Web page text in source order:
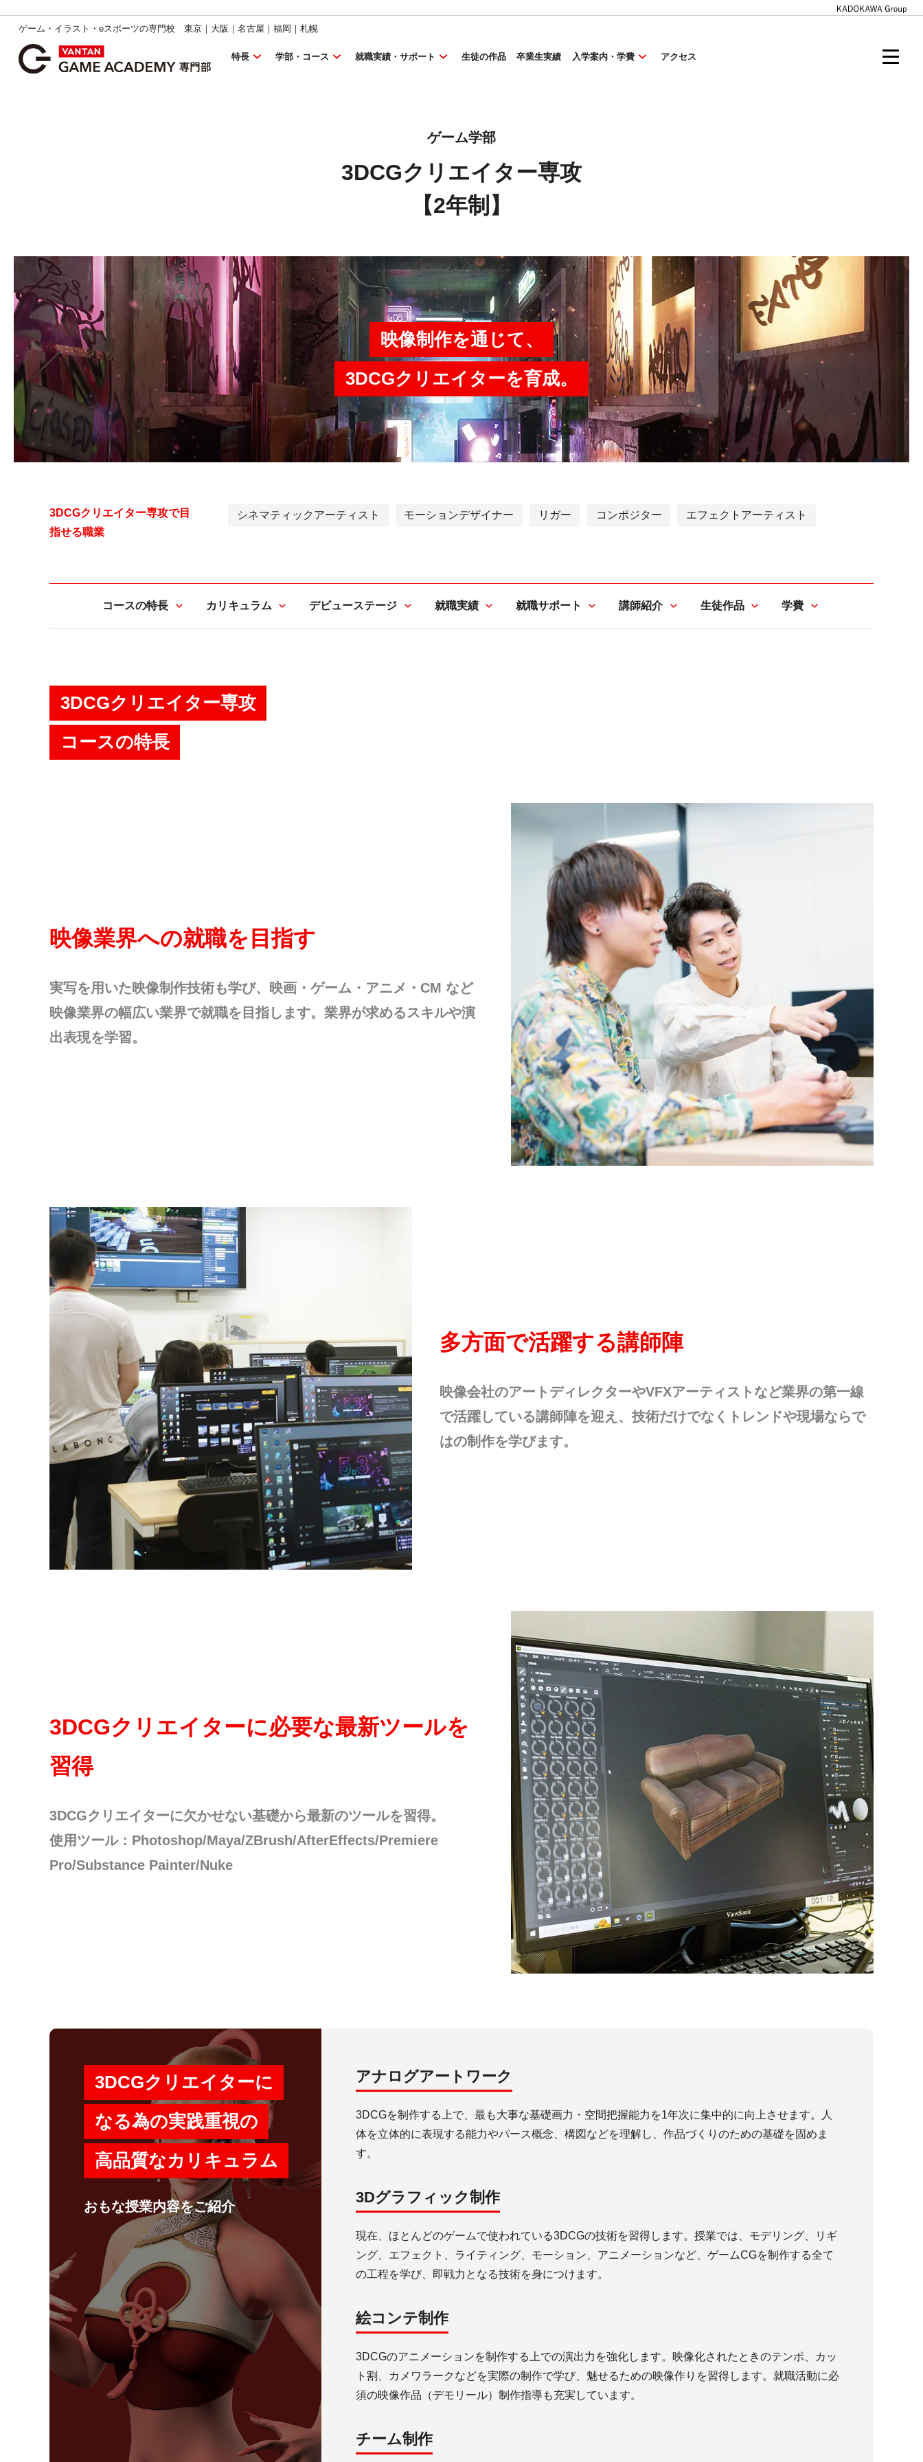
ゲーム・イラスト・eスポーツの専門校 東京｜大阪｜名古屋｜福岡｜札幌
特長 学部・コース 就職実績・サポート 生徒の作品 卒業生実績 入学案内・学費 アクセス
ゲーム学部
3DCGクリエイター専攻
【2年制】
映像制作を通じて、
3DCGクリエイターを育成。
3DCGクリエイター専攻で目
指せる職業
シネマティックアーティスト モーションデザイナー リガー コンポジター エフェクトアーティスト
コースの特長 カリキュラム デビューステージ 就職実績 就職サポート 講師紹介 生徒作品 学費
3DCGクリエイター専攻
コースの特長
映像業界への就職を目指す
実写を用いた映像制作技術も学び、映画・ゲーム・アニメ・CM など
映像業界の幅広い業界で就職を目指します。業界が求めるスキルや演
出表現を学習。
多方面で活躍する講師陣
映像会社のアートディレクターやVFXアーティストなど業界の第一線
で活躍している講師陣を迎え、技術だけでなくトレンドや現場ならで
はの制作を学びます。
3DCGクリエイターに必要な最新ツールを
習得
3DCGクリエイターに欠かせない基礎から最新のツールを習得。
使用ツール：Photoshop/Maya/ZBrush/AfterEffects/Premiere
Pro/Substance Painter/Nuke
3DCGクリエイターに
なる為の実践重視の
高品質なカリキュラム
おもな授業内容をご紹介
アナログアートワーク
3DCGを制作する上で、最も大事な基礎画力・空間把握能力を1年次に集中的に向上させます。人
体を立体的に表現する能力やパース概念、構図などを理解し、作品づくりのための基礎を固めま
す。
3Dグラフィック制作
現在、ほとんどのゲームで使われている3DCGの技術を習得します。授業では、モデリング、リギ
ング、エフェクト、ライティング、モーション、アニメーションなど、ゲームCGを制作する全て
の工程を学び、即戦力となる技術を身につけます。
絵コンテ制作
3DCGのアニメーションを制作する上での演出力を強化します。映像化されたときのテンポ、カッ
ト割、カメワラークなどを実際の制作で学び、魅せるための映像作りを習得します。就職活動に必
須の映像作品（デモリール）制作指導も充実しています。
チーム制作